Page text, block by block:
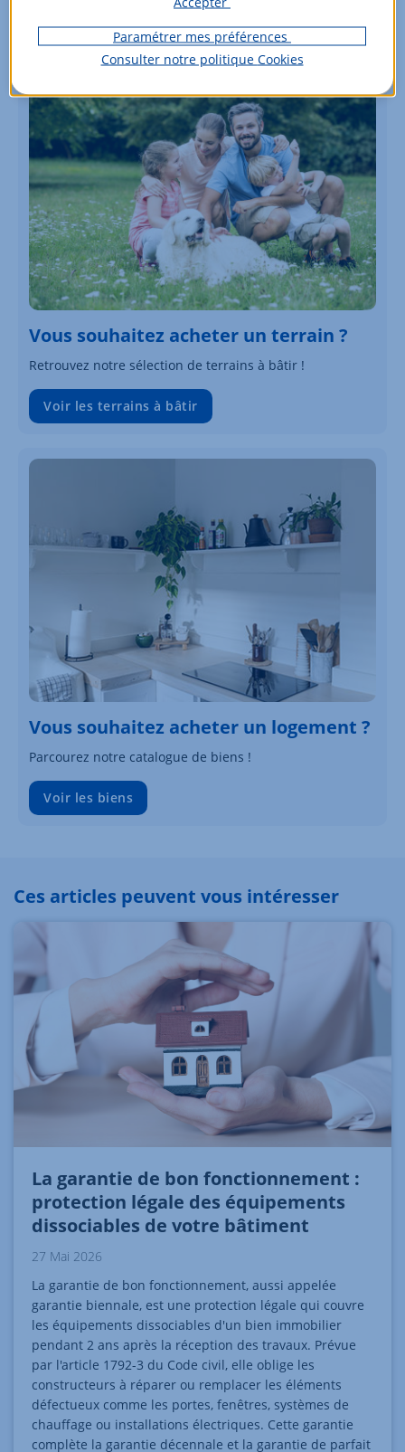
Vous souhaitez acheter un terrain ?
Retrouvez notre sélection de terrains à bâtir !
Voir les terrains à bâtir
Vous souhaitez acheter un logement ?
Parcourez notre catalogue de biens !
Voir les biens
Ces articles peuvent vous intéresser
La garantie de bon fonctionnement :
protection légale des équipements
dissociables de votre bâtiment
27 Mai 2026
La garantie de bon fonctionnement, aussi appelée
garantie biennale, est une protection légale qui couvre
les équipements dissociables d'un bien immobilier
pendant 2 ans après la réception des travaux. Prévue
par l'article 1792-3 du Code civil, elle oblige les
constructeurs à réparer ou remplacer les éléments
défectueux comme les portes, fenêtres, systèmes de
chauffage ou installations électriques. Cette garantie
complète la garantie décennale et la garantie de parfait
Paramétrer mes préférences
Consulter notre politique Cookies